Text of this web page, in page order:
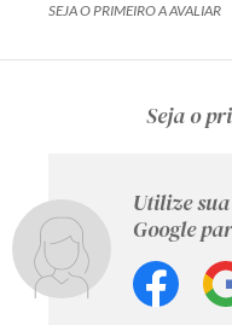
SEJA O PRIMEIRO A AVALIAR
Seja o
Utilize
Google